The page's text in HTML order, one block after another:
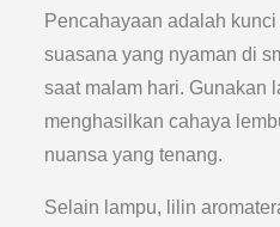
Pencahayaan adalah
suasana yang nyaman di
saat malam hari. Gunakan
menghasilkan cahaya
nuansa yang tenang.
Selain lampu, lilin